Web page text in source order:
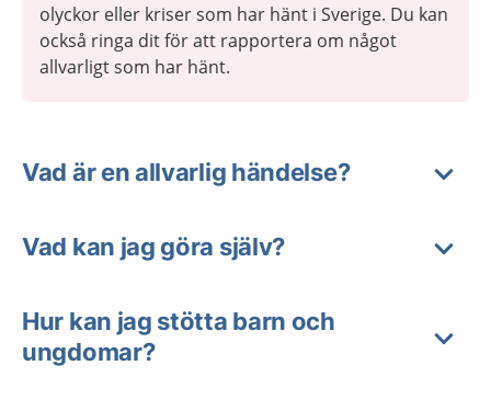
olyckor eller kriser som har hänt i Sverige. Du kan
också ringa dit för att rapportera om något
allvarligt som har hänt.
Vad är en allvarlig händelse?
Vad kan jag göra själv?
Hur kan jag stötta barn och
ungdomar?